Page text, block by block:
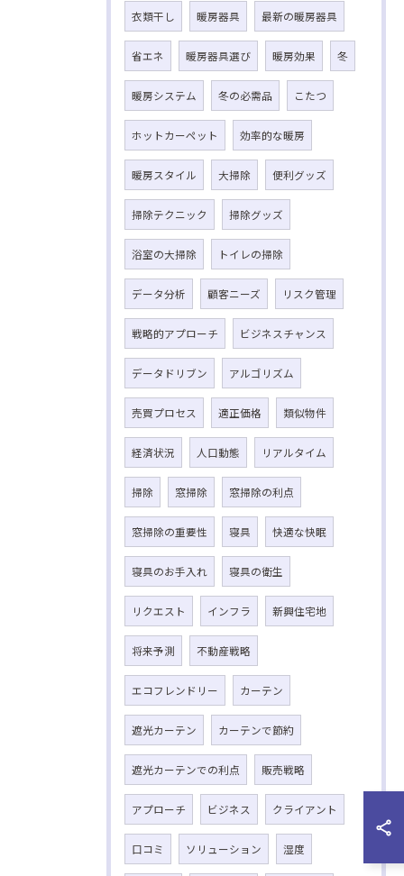
衣類干し 暖房器具 最新の暖房器具
省エネ 暖房器具選び 暖房効果 冬
暖房システム 冬の必需品 こたつ
ホットカーペット 効率的な暖房
暖房スタイル 大掃除 便利グッズ
掃除テクニック 掃除グッズ
浴室の大掃除 トイレの掃除
データ分析 顧客ニーズ リスク管理
戦略的アプローチ ビジネスチャンス
データドリブン アルゴリズム
売買プロセス 適正価格 類似物件
経済状況 人口動態 リアルタイム
掃除 窓掃除 窓掃除の利点
窓掃除の重要性 寝具 快適な快眠
寝具のお手入れ 寝具の衛生
リクエスト インフラ 新興住宅地
将来予測 不動産戦略
エコフレンドリー カーテン
遮光カーテン カーテンで節約
遮光カーテンでの利点 販売戦略
アプローチ ビジネス クライアント
口コミ ソリューション 湿度